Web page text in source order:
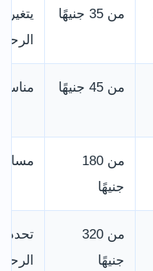
من 35 جنيهًا
من 45 جنيهًا
من 180
جنيهًا
مسار
من 320
جنيهًا
تحدد